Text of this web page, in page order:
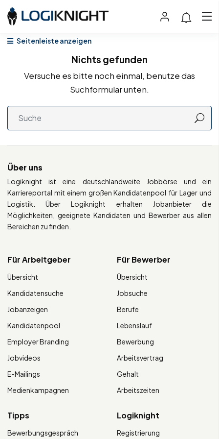
Seitenleiste anzeigen
Nichts gefunden
Versuche es bitte noch einmal, benutze das
Suchformular unten.
Über uns
Logiknight ist eine deutschlandweite Jobbörse und ein
Karriereportal mit einem großen Kandidatenpool für Lager und
Logistik. Über Logiknight erhalten Jobanbieter die
Möglichkeiten, geeignete Kandidaten und Bewerber aus allen
Bereichen zu finden.
Für Arbeitgeber
Übersicht
Kandidatensuche
Jobanzeigen
Kandidatenpool
Employer Branding
Jobvideos
E-Mailings
Medienkampagnen
Für Bewerber
Übersicht
Jobsuche
Berufe
Lebenslauf
Bewerbung
Arbeitsvertrag
Gehalt
Arbeitszeiten
Tipps
Bewerbungsgespräch
Logiknight
Registrierung